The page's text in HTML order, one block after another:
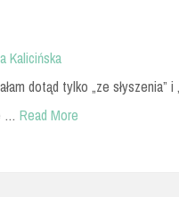
Kalicińska
dotąd tylko „ze
… Read More